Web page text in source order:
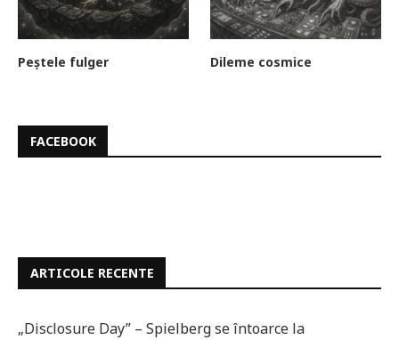
Peștele fulger Dileme cosmice
FACEBOOK
ARTICOLE RECENTE
„Disclosure Day” – Spielberg se întoarce la